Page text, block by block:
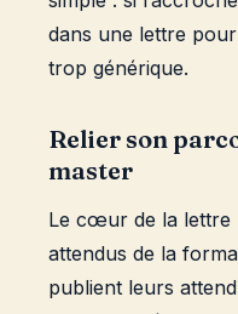
dans une lettre
trop générique.
Relier son
master
Le cœur de la lettre
attendus de la
publient leurs